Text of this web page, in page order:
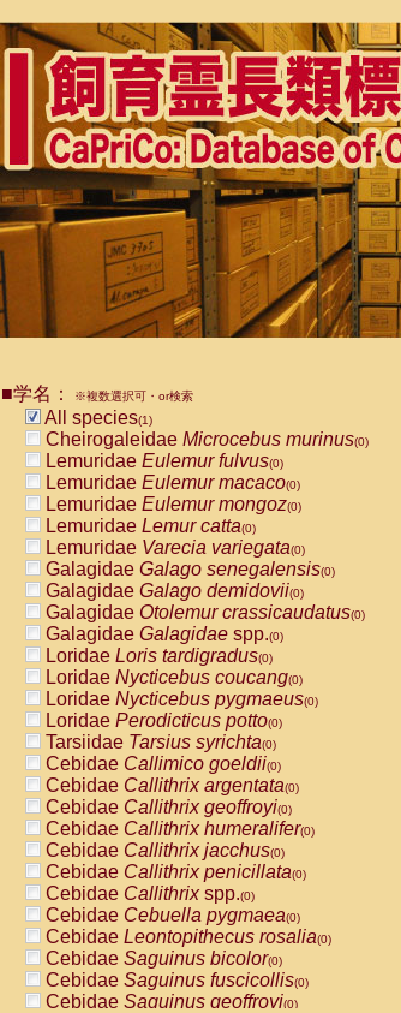
■学名： ※複数選択可・or検索
All species(1)
Cheirogaleidae Microcebus murinus(0)
Lemuridae Eulemur fulvus(0)
Lemuridae Eulemur macaco(0)
Lemuridae Eulemur mongoz(0)
Lemuridae Lemur catta(0)
Lemuridae Varecia variegata(0)
Galagidae Galago senegalensis(0)
Galagidae Galago demidovii(0)
Galagidae Otolemur crassicaudatus(0)
Galagidae Galagidae spp.(0)
Loridae Loris tardigradus(0)
Loridae Nycticebus coucang(0)
Loridae Nycticebus pygmaeus(0)
Loridae Perodicticus potto(0)
Tarsiidae Tarsius syrichta(0)
Cebidae Callimico goeldii(0)
Cebidae Callithrix argentata(0)
Cebidae Callithrix geoffroyi(0)
Cebidae Callithrix humeralifer(0)
Cebidae Callithrix jacchus(0)
Cebidae Callithrix penicillata(0)
Cebidae Callithrixspp.(0)
Cebidae Cebuella pygmaea(0)
Cebidae Leontopithecus rosalia(0)
Cebidae Saguinus bicolor(0)
Cebidae Saguinus fuscicollis(0)
Cebidae Saguinus geoffroyi(0)